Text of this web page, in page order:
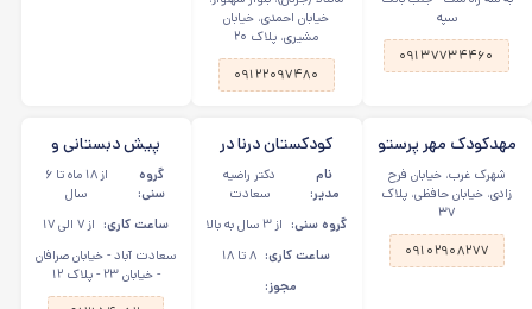
سپه
۰۹۱۳۷۷۳۴۴۶۰
خیابان احمدی، خیابان
مشیری، پلاک ۲۰
۰۹۱۲۲۰۹۷۴۸۰
مهدکودک مهر پرستو
در شهرک غرب تهران
شهرک غرب، خیابان فرح
زادی، خیابان حافظی، پلاک
۳۷
۰۹۱۰۲۹۰۸۲۷۷
کودکستان درنا در
پیروزی
نام
مدیر:
دکتر راضیه
سعادت
گروه سنی: از ۳ سال به بالا
ساعت کاری: ۸ تا ۱۸
مجوز:
پیش دبستانی و
مهدکودک شکوفه
های آسمانی در
سعادت آباد
گروه
سنی:
از ۱۸ ماه تا ۶
سال
ساعت کاری: از ۷ الی ۱۷
سعادت آباد - خیابان صرافان
- خیابان ۲۳ - پلاک ۱۲